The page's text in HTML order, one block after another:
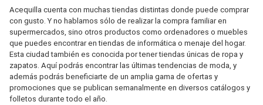
Acequilla cuenta con muchas tiendas distintas donde puede comprar
con gusto. Y no hablamos sólo de realizar la compra familiar en
supermercados, sino otros productos como ordenadores o muebles
que puedes encontrar en tiendas de informática o menaje del hogar.
Esta ciudad también es conocida por tener tiendas únicas de ropa y
zapatos. Aquí podrás encontrar las últimas tendencias de moda, y
además podrás beneficiarte de un amplia gama de ofertas y
promociones que se publican semanalmente en diversos catálogos y
folletos durante todo el año.